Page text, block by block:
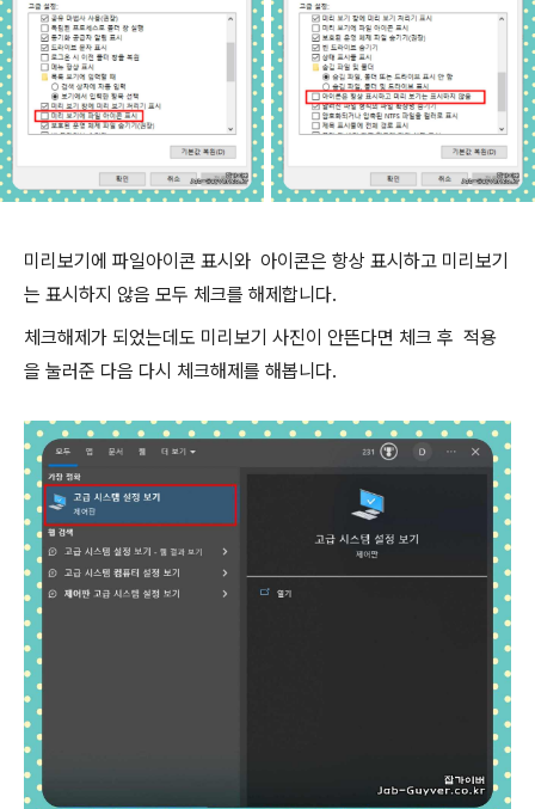
미리보기에 파일아이콘 표시와 아이콘은 항상 표시하고 미리보기
는 표시하지 않음 모두 체크를 해제합니다.
체크해제가 되었는데도 미리보기 사진이 안뜬다면 체크 후 적용
을 눌러준 다음 다시 체크해제를 해봅니다.